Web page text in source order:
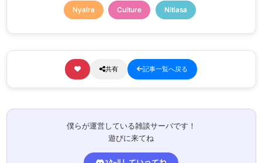
Nyalra Culture Nitiasa
共有 記事一覧へ戻る
僕らが運営している雑談サーバです！
遊びに来てね